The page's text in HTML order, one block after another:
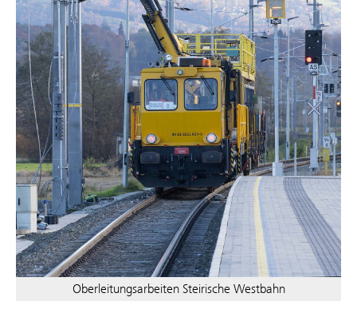
Oberleitungsarbeiten Steirische Westbahn